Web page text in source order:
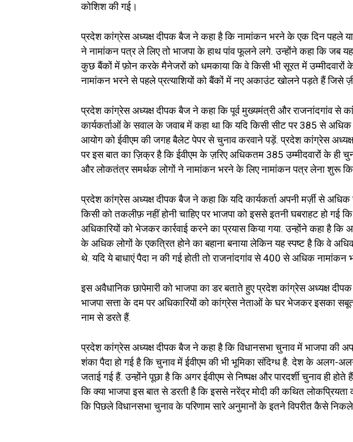
कोशिश की गई।
प्रदेश कांग्रेस अध्यक्ष दीपक बैज ने कहा है कि नामांकन भरने के एक दिन पहले
ने नामांकन पत्र ले लिए तो भाजपा के हाथ पांव फूलने लगे. उन्होंने कहा कि जब
कुछ बैंकों में फ़ोन करके मैनेजरों को धमकाया कि वे किसी भी सूरत में
नामांकन भरने से पहले प्रत्याशियों को बैंकों में नए अकाउंट खोलने पड़ते हैं जिसे
प्रदेश कांग्रेस अध्यक्ष दीपक बैज ने कहा कि पूर्व मुख्यमंत्री और राजनांदगांव से
कार्यकर्ताओं के सवाल के जवाब में कहा था कि यदि किसी सीट पर 385 से
आयोग को ईवीएम की जगह बैलेट पेपर से चुनाव करवाने पड़ें. प्रदेश कांग्रेस
पर इस बात का ज़िक्र है कि ईवीएम के ज़रिए अधिकतम 385 उम्मीदवारों के ही
और लोकतंत्र समर्थक लोगों ने नामांकन भरने के लिए नामांकन पत्र लेना शुरू
प्रदेश कांग्रेस अध्यक्ष दीपक बैज ने कहा कि यदि कार्यकर्ता अपनी मर्ज़ी से
किसी को तकलीफ़ नहीं होनी चाहिए पर भाजपा को इससे इतनी घबराहट हो गई
अधिकारियों को भेजकर कार्रवाई करने का प्रयास किया गया. उन्होंने कहा है कि
के अधिक लोगों के एकत्रित होने का बहाना बनाया लेकिन यह स्पष्ट है कि वे
थे. यदि ये बाधाएं पैदा न की गई होती तो राजनांदगांव से 400 से अधिक नामांकन
इस अवैधानिक छापेमारी को भाजपा का डर बताते हुए प्रदेश कांग्रेस अध्यक्ष
भाजपा सत्ता के दम पर अधिकारियों को कांग्रेस नेताओं के घर भेजकर इसका
नाम से डरते हैं.
प्रदेश कांग्रेस अध्यक्ष दीपक बैज ने कहा है कि विधानसभा चुनाव में भाजपा की
शंका पैदा हो गई है कि चुनाव में ईवीएम की भी भूमिका संदिग्ध है. देश के अलग-
जताई गई हैं. उन्होंने पूछा है कि अगर ईवीएम से निष्पक्ष और पारदर्शी चुनाव ही
कि क्या भाजपा इस बात से डरती है कि इससे नरेंद्र मोदी की कथित
कि पिछले विधानसभा चुनाव के परिणाम सारे अनुमानों के इतने विपरीत कैसे